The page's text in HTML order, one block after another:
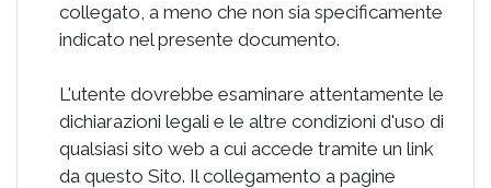
collegato, a meno che non sia specificamente
indicato nel presente documento.
L'utente dovrebbe esaminare attentamente le
dichiarazioni legali e le altre condizioni d'uso di
qualsiasi sito web a cui accede tramite un link
da questo Sito. Il collegamento a pagine